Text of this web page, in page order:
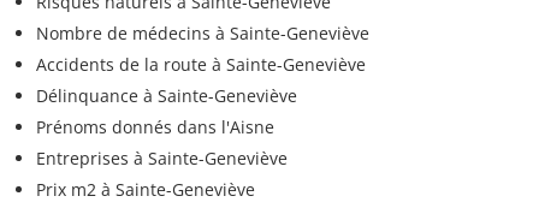
Nombre de médecins à Sainte-Geneviève
Accidents de la route à Sainte-Geneviève
Délinquance à Sainte-Geneviève
Prénoms donnés dans l'Aisne
Entreprises à Sainte-Geneviève
Prix m2 à Sainte-Geneviève